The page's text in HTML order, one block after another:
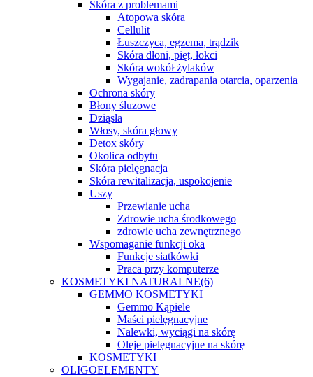
Skóra z problemami
Atopowa skóra
Cellulit
Łuszczyca, egzema, trądzik
Skóra dłoni, pięt, łokci
Skóra wokół żylaków
Wygajanie, zadrapania otarcia, oparzenia
Ochrona skóry
Błony śluzowe
Dziąsła
Włosy, skóra głowy
Detox skóry
Okolica odbytu
Skóra pielęgnacja
Skóra rewitalizacja, uspokojenie
Uszy
Przewianie ucha
Zdrowie ucha środkowego
zdrowie ucha zewnętrznego
Wspomaganie funkcji oka
Funkcje siatkówki
Praca przy komputerze
KOSMETYKI NATURALNE(6)
GEMMO KOSMETYKI
Gemmo Kąpiele
Maści pielęgnacyjne
Nalewki, wyciągi na skórę
Oleje pielęgnacyjne na skórę
KOSMETYKI
OLIGOELEMENTY